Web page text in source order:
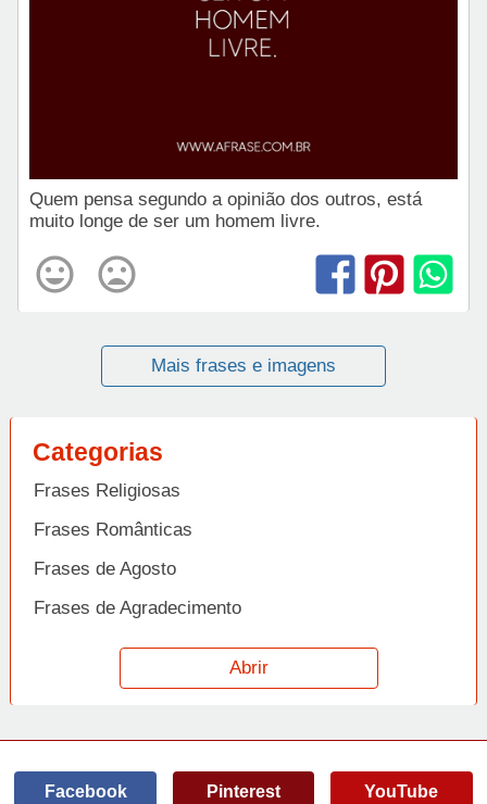
Quem pensa segundo a opinião dos outros, está
muito longe de ser um homem livre.
Mais frases e imagens
Categorias
Frases Religiosas
Frases Românticas
Frases de Agosto
Frases de Agradecimento
Frases de Amizade
Frases de Amor
Abrir
Facebook Pinterest YouTube